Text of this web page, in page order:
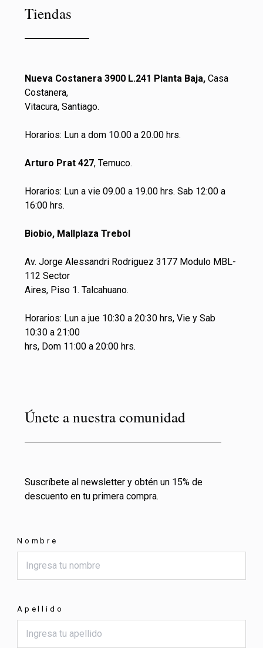
Tiendas
Nueva Costanera 3900 L.241 Planta Baja, Casa
Costanera,
Vitacura, Santiago.
Horarios: Lun a dom 10.00 a 20.00 hrs.
Arturo Prat 427, Temuco.
Horarios: Lun a vie 09.00 a 19.00 hrs. Sab 12:00 a
16:00 hrs.
Biobio, Mallplaza Trebol
Av. Jorge Alessandri Rodriguez 3177 Modulo MBL-
112 Sector
Aires, Piso 1. Talcahuano.
Horarios: Lun a jue 10:30 a 20:30 hrs, Vie y Sab
10:30 a 21:00
hrs, Dom 11:00 a 20:00 hrs.
Únete a nuestra comunidad
Suscríbete al newsletter y obtén un 15% de
descuento en tu primera compra.
Nombre
Apellido